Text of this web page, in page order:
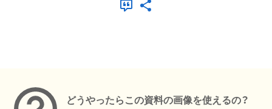
どうやったらこの資料の画像を使えるの？